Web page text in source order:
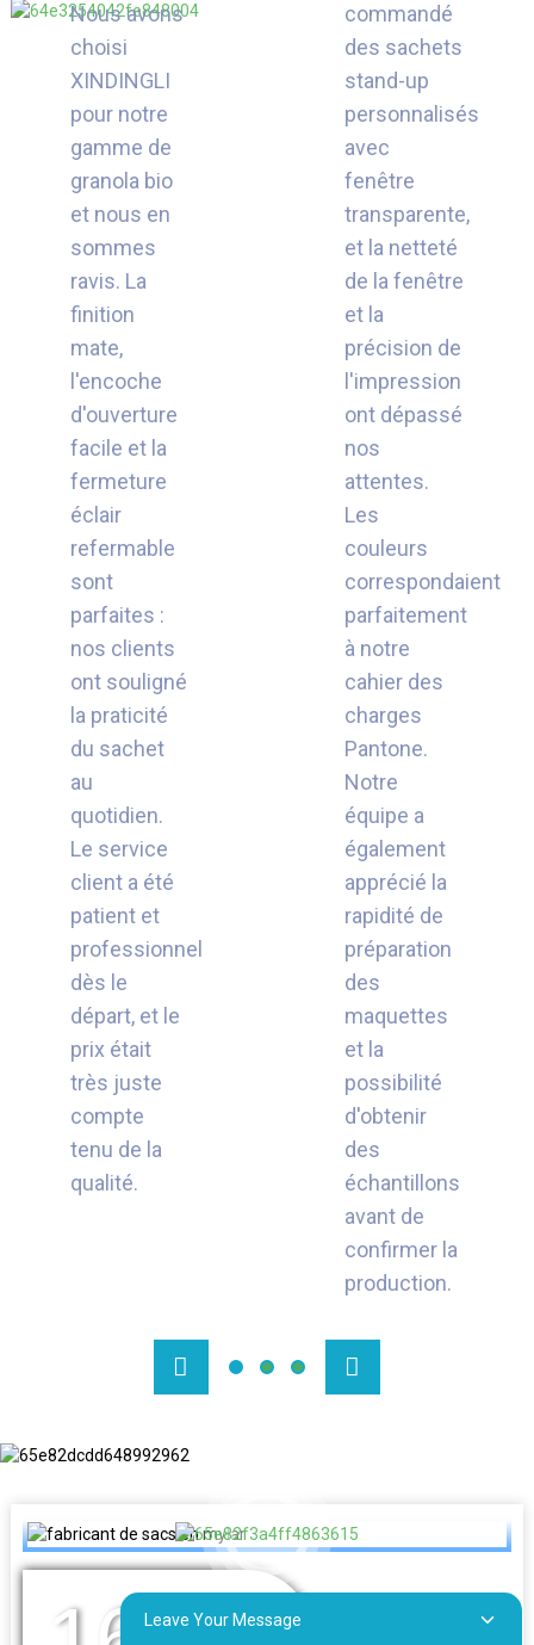
Nous avons
choisi
XINDINGLI
pour notre
gamme de
granola bio
et nous en
sommes
ravis. La
finition
mate,
l'encoche
d'ouverture
facile et la
fermeture
éclair
refermable
sont
parfaites :
nos clients
ont souligné
la praticité
du sachet
au
quotidien.
Le service
client a été
patient et
professionnel
dès le
départ, et le
prix était
très juste
compte
tenu de la
qualité.
commandé
des sachets
stand-up
personnalisés
avec
fenêtre
transparente,
et la netteté
de la fenêtre
et la
précision de
l'impression
ont dépassé
nos
attentes.
Les
couleurs
correspondaient
parfaitement
à notre
cahier des
charges
Pantone.
Notre
équipe a
également
apprécié la
rapidité de
préparation
des
maquettes
et la
possibilité
d'obtenir
des
échantillons
avant de
confirmer la
production.
DES ANNÉES
Leave Your Message